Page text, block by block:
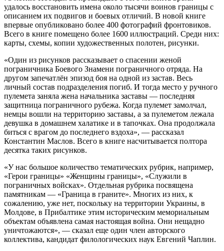
удалось восстановить имена около тысячи воинов границы с
описанием их подвигов и боевых отличий. В новой книге
впервые опубликовано более 400 фотографий фронтовиков.
Всего в книге помещено более 1600 иллюстраций. Среди них:
карты, схемы, копии художественных полотен, рисунки.
«Один из рисунков рассказывает о спасении женой
пограничника Боевого Знамени пограничного отряда. На
другом запечатлён эпизод боя на одной из застав. Весь
личный состав подразделения погиб. И тогда место у ручного
пулемета заняла жена начальника заставы — последняя
защитница пограничного рубежа. Когда пулемет замолчал,
немцы вошли на территорию заставы, а за пулеметом лежала
девушка в домашнем халатике и в тапочках. Она продолжала
биться с врагом до последнего вздоха», — рассказал
Константин Маслов. Всего в книге насчитывается полтора
десятка таких рисунков.
«У нас большое количество тематических рубрик, например,
«Герои границы» «Женщины границы», «Служили в
пограничных войсках». Отдельная рубрика посвящена
памятникам — «Граница в граните». Многих из них, к
сожалению, уже нет, поскольку на территории Украины, в
Молдове, в Прибалтике этим историческим мемориальным
объектам объявлена самая настоящая война. Они нещадно
уничтожаются», — сказал еще один член авторского
коллектива, кандидат филологических наук Евгений Чаплин.